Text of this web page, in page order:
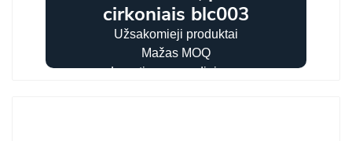
cirkoniais blc003
Užsakomieji produktai
Mažas MOQ
Logotipo spausdinimas